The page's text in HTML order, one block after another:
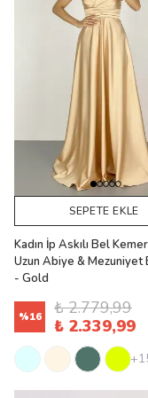
SEPETE EKLE
Kadın İp Askılı Bel
Uzun Abiye & Mezuniyet
- Gold
%16
₺ 2.779,99
₺ 2.339,99